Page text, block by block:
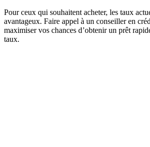
Pour ceux qui souhaitent acheter, les taux
avantageux. Faire appel à un conseiller en
maximiser vos chances d’obtenir un prêt
taux.